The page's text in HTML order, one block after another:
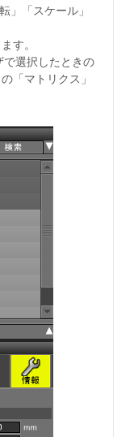
」「スケール」
す。
で選択したときの
「マトリクス」